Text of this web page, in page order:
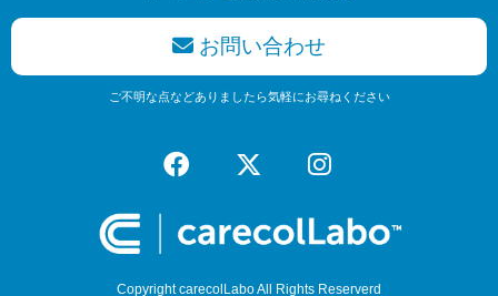
お問い合わせ
ご不明な点などありましたら気軽にお尋ねください
Copyright carecolLabo All Rights Reserverd